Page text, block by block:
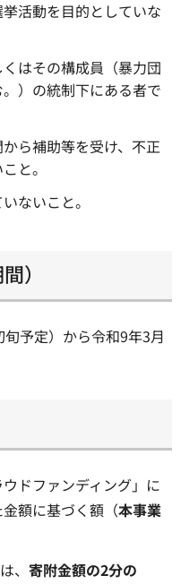
活動を目的としていな
はその構成員（暴力団
）の統制下にある者で
ら補助等を受け、不正
と。
ないこと。
）
予定）から令和9年3月
ドファンディング」に
額に基づく額（本事業
、 寄附金額の2分の